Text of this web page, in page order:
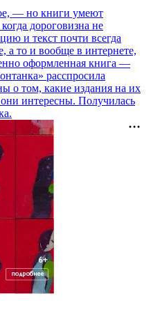
— но книги умеют
дороговизна не
и текст почти всегда
а то и вообще в интернете,
оформленная книга —
расспросила
о том, какие издания на их
интересны. Получилась